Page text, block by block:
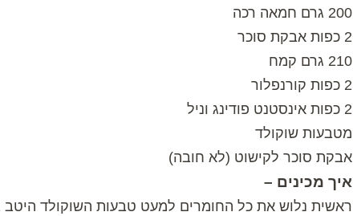
200 גרם חמאה רכה
2 כפות אבקת סוכר
210 גרם קמח
2 כפות קורנפלור
2 כפות אינסטנט פודינג וניל
מטבעות שוקולד
אבקת סוכר לקישוט (לא חובה)
איך מכינים –
ראשית נלוש את כל החומרים למעט טבעות השוקולד